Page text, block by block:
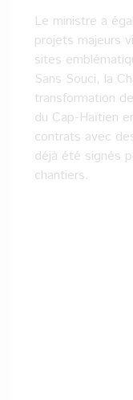
Le ministre a
projets majeurs
sites
Sans Souci, la
transformation
du Cap-Haïtien
contrats avec
déjà été signés
chantiers.